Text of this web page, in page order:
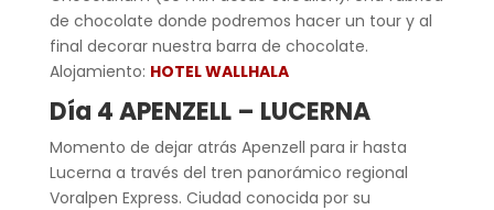
de chocolate donde podremos hacer un tour y al
final decorar nuestra barra de chocolate.
Alojamiento: HOTEL WALLHALA
Día 4 APENZELL – LUCERNA
Momento de dejar atrás Apenzell para ir hasta
Lucerna a través del tren panorámico regional
Voralpen Express. Ciudad conocida por su